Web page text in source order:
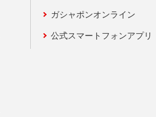
ガシャポンオンライン
公式スマートフォンアプリ